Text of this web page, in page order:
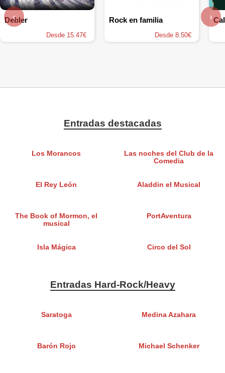
Debler
Desde 15.47€
Rock en familia
Desde 8.50€
‹ ›
Entradas destacadas
Los Morancos
Las noches del Club de la
Comedia
El Rey León Aladdin el Musical
The Book of Mormon, el
musical
PortAventura
Isla Mágica Circo del Sol
Entradas Hard-Rock/Heavy
Saratoga Medina Azahara
Barón Rojo Michael Schenker